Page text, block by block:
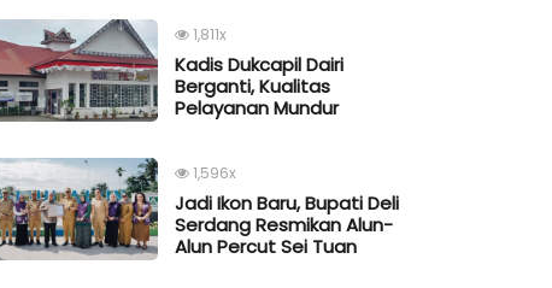
1,811x
Kadis Dukcapil Dairi
Berganti, Kualitas
Pelayanan Mundur
1,596x
Jadi Ikon Baru, Bupati Deli
Serdang Resmikan Alun-
Alun Percut Sei Tuan